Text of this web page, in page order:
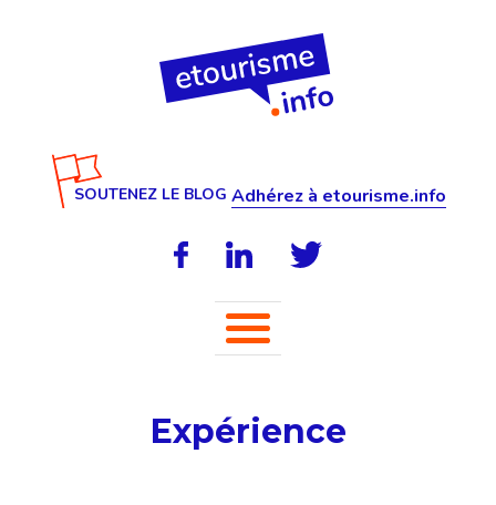
SOUTENEZ LE BLOG Adhérez à etourisme.info
Expérience